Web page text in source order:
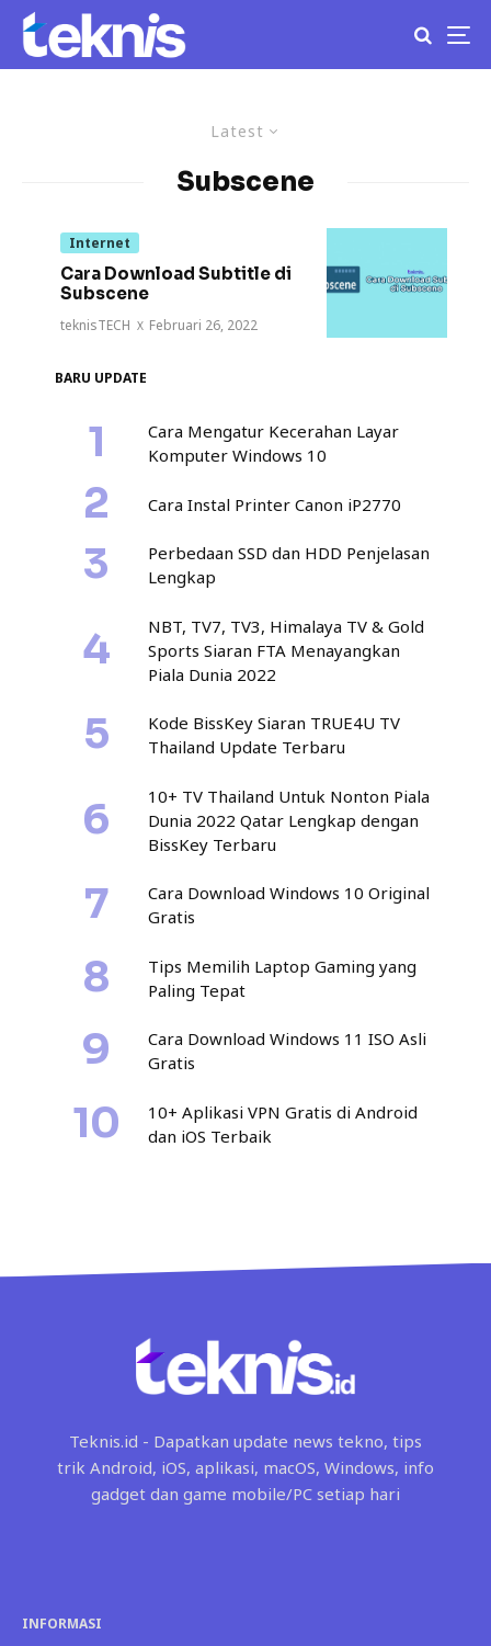
Latest
Subscene
Internet
Cara Download Subtitle di
Subscene
teknisTECH · Februari 26, 2022
BARU UPDATE
Cara Mengatur Kecerahan Layar
Komputer Windows 10
Cara Instal Printer Canon iP2770
Perbedaan SSD dan HDD Penjelasan
Lengkap
NBT, TV7, TV3, Himalaya TV & Gold
Sports Siaran FTA Menayangkan
Piala Dunia 2022
Kode BissKey Siaran TRUE4U TV
Thailand Update Terbaru
10+ TV Thailand Untuk Nonton Piala
Dunia 2022 Qatar Lengkap dengan
BissKey Terbaru
Cara Download Windows 10 Original
Gratis
Tips Memilih Laptop Gaming yang
Paling Tepat
Cara Download Windows 11 ISO Asli
Gratis
10+ Aplikasi VPN Gratis di Android
dan iOS Terbaik
Teknis.id - Dapatkan update news tekno, tips
trik Android, iOS, aplikasi, macOS, Windows, info
gadget dan game mobile/PC setiap hari
INFORMASI